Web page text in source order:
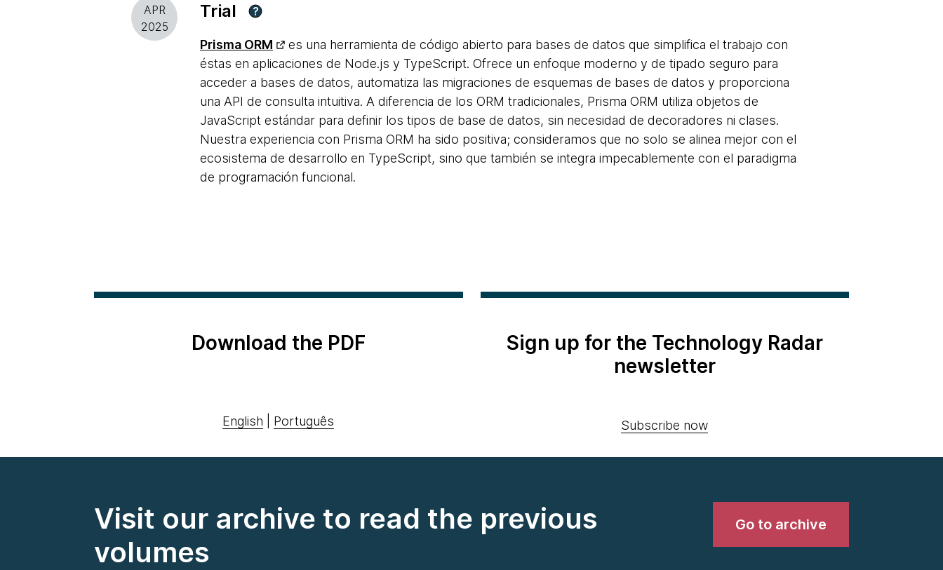
APR
2025
Trial ?
Prisma ORM
es una herramienta de código abierto para bases de datos que simplifica el trabajo con
éstas en aplicaciones de Node.js y TypeScript. Ofrece un enfoque moderno y de tipado seguro para
acceder a bases de datos, automatiza las migraciones de esquemas de bases de datos y proporciona
una API de consulta intuitiva. A diferencia de los ORM tradicionales, Prisma ORM utiliza objetos de
JavaScript estándar para definir los tipos de base de datos, sin necesidad de decoradores ni clases.
Nuestra experiencia con Prisma ORM ha sido positiva; consideramos que no solo se alinea mejor con el
ecosistema de desarrollo en TypeScript, sino que también se integra impecablemente con el paradigma
de programación funcional.
Download the PDF
English Português
Sign up for the Technology Radar
newsletter
Subscribe now
Visit our archive to read the previous
volumes
Go to archive